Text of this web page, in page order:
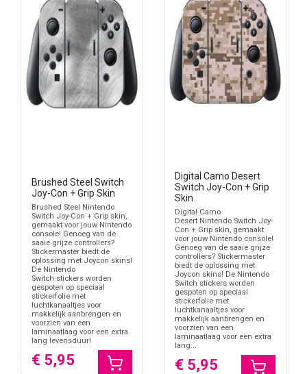
Brushed Steel Switch
Joy-Con + Grip Skin
Brushed Steel Nintendo
Switch Joy-Con + Grip skin,
gemaakt voor jouw Nintendo
console! Genoeg van de
saaie grijze controllers?
Stickermaster biedt de
oplossing met Joycon skins!
De Nintendo
Switch stickers worden
gespoten op speciaal
stickerfolie met
luchtkanaaltjes voor
makkelijk aanbrengen en
voorzien van een
laminaatlaag voor een extra
lang levensduur!
€ 5,95
Digital Camo Desert
Switch Joy-Con + Grip
Skin
Digital Camo
Desert Nintendo Switch Joy-
Con + Grip skin, gemaakt
voor jouw Nintendo console!
Genoeg van de saaie grijze
controllers? Stickermaster
biedt de oplossing met
Joycon skins! De Nintendo
Switch stickers worden
gespoten op speciaal
stickerfolie met
luchtkanaaltjes voor
makkelijk aanbrengen en
voorzien van een
laminaatlaag voor een extra
lang...
€ 5,95